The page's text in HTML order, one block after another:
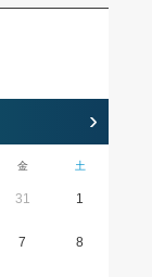
›
金 土
31 1
7 8